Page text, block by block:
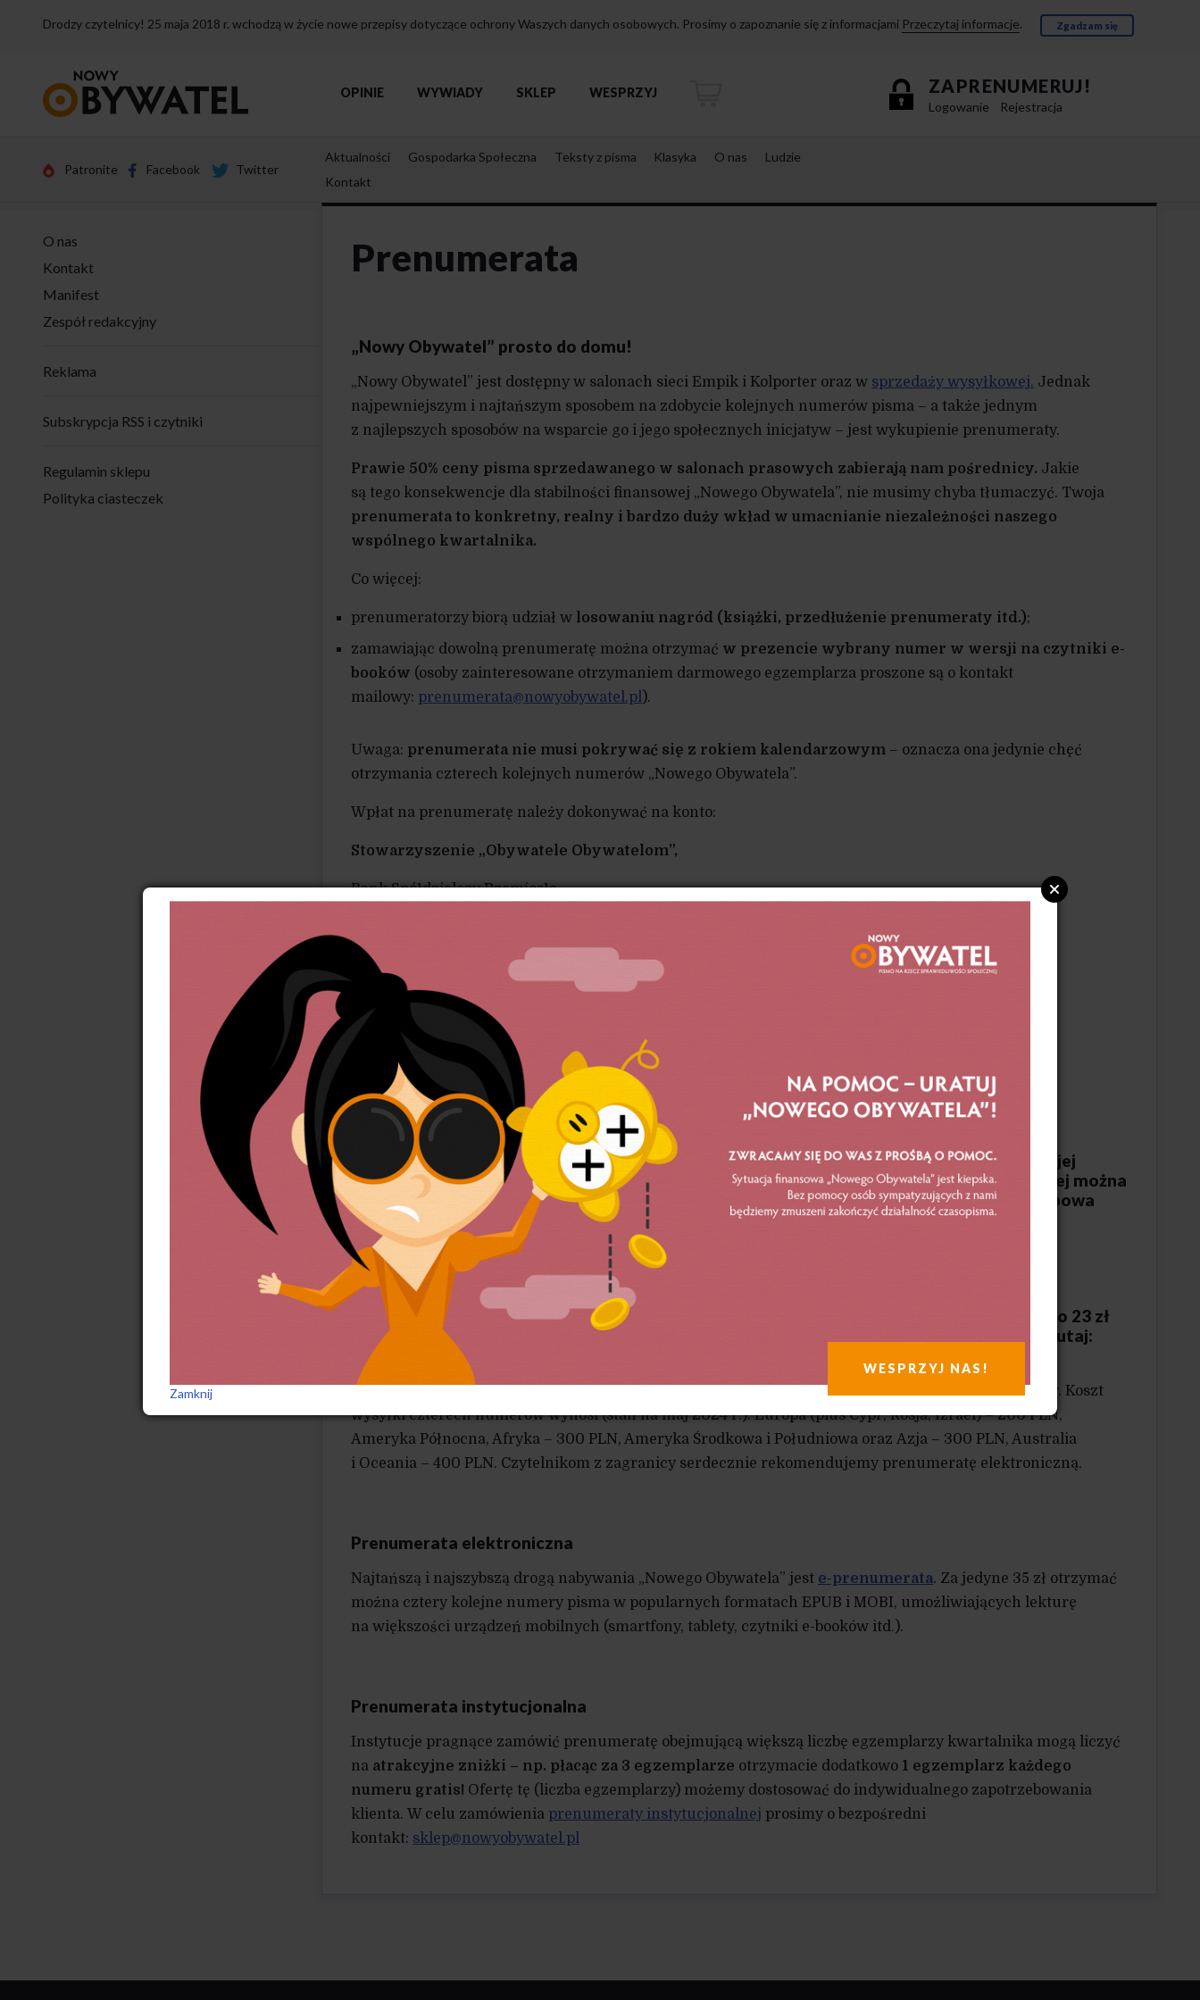
Drodzy czytelnicy! 25 maja 2018 r. wchodzą w życie nowe przepisy dotyczące ochrony Waszych danych osobowych. Prosimy o zapoznanie się z informacjami Przeczytaj informacje. Zgadzam się
strony
ZAPRENUMERUJ!
Logowanie Rejestracja
OPINIE WYWIADY SKLEP WESPRZYJ
Patronite Facebook Twitter
Aktualności Gospodarka Społeczna Teksty z pisma Klasyka O nas
Ludzie
Kontakt
Prenumerata
„Nowy Obywatel” prosto do domu!
„Nowy Obywatel” jest dostępny w salonach sieci Empik i Kolporter oraz w sprzedaży wysyłkowej. Jednak
najpewniejszym i najtańszym sposobem na zdobycie kolejnych numerów pisma – a także jednym
z najlepszych sposobów na wsparcie go i jego społecznych inicjatyw – jest wykupienie prenumeraty.
Prawie 50% ceny pisma sprzedawanego w salonach prasowych zabierają nam pośrednicy. Jakie
są tego konsekwencje dla stabilności finansowej „Nowego Obywatela”, nie musimy chyba tłumaczyć. Twoja
prenumerata to konkretny, realny i bardzo duży wkład w umacnianie niezależności naszego
wspólnego kwartalnika.
Co więcej:
prenumeratorzy biorą udział w losowaniu nagród (książki, przedłużenie prenumeraty itd.);
zamawiając dowolną prenumeratę można otrzymać w prezencie wybrany numer w wersji na czytniki e-
booków (osoby zainteresowane otrzymaniem darmowego egzemplarza proszone są o kontakt
mailowy: prenumerata@nowyobywatel.pl).
Uwaga: prenumerata nie musi pokrywać się z rokiem kalendarzowym – oznacza ona jedynie chęć
otrzymania czterech kolejnych numerów „Nowego Obywatela”.
Wpłat na prenumeratę należy dokonywać na konto:
Stowarzyszenie „Obywatele Obywatelom”,
Bank Spółdzielczy Rzemiosła,
numer konta: 78 8784 0003 2001 0000 1544 0001,
Prenumerata dostępna jest w następujących wariantach:
Prenumerata klubowa
– w cenie 120 zł za 4 kolejne numery. Czasopismo otrzymuje się w jej
ramach w obu wersjach papierowej i elektronicznej. Dodatkowo do prenumeraty klubowej można
wybrać jedną z kilku książek wydanych w ramach Biblioteki Obywatela. Prenumerata klubowa
to dla nas bardzo ważne wsparcie. Możesz o niej przeczytać więcej tutaj:
https://nowyobywatel.pl/klub/
lub od razu zamówić:
Prenumerata zwykła– koszt rocznej prenumeraty zwykłej
(4 numery pisma, kosztującego 23 zł
za jeden numer) wynosi zaledwie 80 zł. To prenumerata w granicach Polski. Do kupienia tutaj:
https://nowyobywatel.pl/sklep/
Osoby zainteresowane prenumeratą zagraniczną prosimy o kontakt w celu uzgodnienia szczegółów. Koszt
wysyłki czterech numerów wynosi (stan na maj 2024 r.): Europa (plus Cypr, Rosja, Izrael) – 200 PLN,
Ameryka Północna, Afryka – 300 PLN, Ameryka Środkowa i Południowa oraz Azja – 300 PLN, Australia
i Oceania – 400 PLN. Czytelnikom z zagranicy serdecznie rekomendujemy prenumeratę elektroniczną.
Prenumerata elektroniczna
Najtańszą i najszybszą drogą nabywania „Nowego Obywatela” jest e-prenumerata. Za jedyne 35 zł otrzymać
można cztery kolejne numery pisma w popularnych formatach EPUB i MOBI, umożliwiających lekturę
na większości urządzeń mobilnych (smartfony, tablety, czytniki e-booków itd.).
Prenumerata instytucjonalna
Instytucje pragnące zamówić prenumeratę obejmującą większą liczbę egzemplarzy kwartalnika mogą liczyć
na atrakcyjne zniżki – np. płacąc za 3 egzemplarze otrzymacie dodatkowo 1 egzemplarz każdego
numeru gratis! Ofertę tę (liczba egzemplarzy) możemy dostosować do indywidualnego zapotrzebowania
klienta. W celu zamówienia prenumeraty instytucjonalnej prosimy o bezpośredni
kontakt: sklep@nowyobywatel.pl
O nas
Kontakt
Manifest
Zespół redakcyjny
Reklama
Subskrypcja RSS i czytniki
Regulamin sklepu
Polityka ciasteczek
WESPRZYJ NAS!
Zamknij